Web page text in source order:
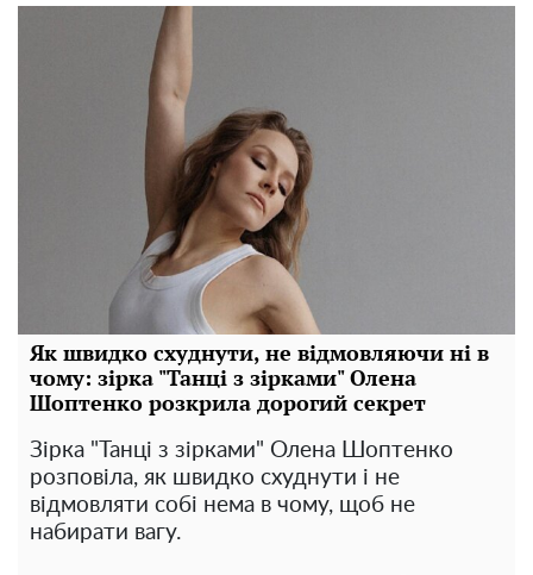
Як швидко схуднути, не відмовляючи ні в
чому: зірка "Танці з зірками" Олена
Шоптенко розкрила дорогий секрет
Зірка "Танці з зірками" Олена Шоптенко
розповіла, як швидко схуднути і не
відмовляти собі нема в чому, щоб не
набирати вагу.